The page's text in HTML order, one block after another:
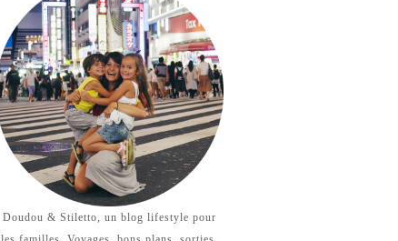
Doudou & Stiletto, un blog lifestyle pour